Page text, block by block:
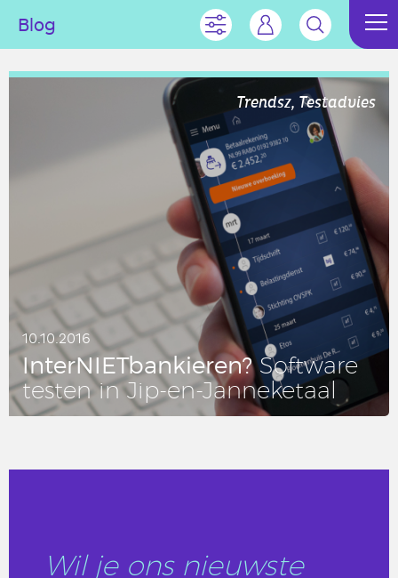
Blog
Trendsz, Testadvies
10.10.2016
In­ter­NIET­ban­kie­ren?Soft­wa­re
testen in Jip-en-Jan­ne­ke­taal
Wil je ons nieuwste